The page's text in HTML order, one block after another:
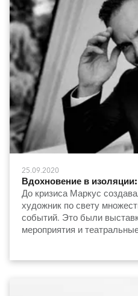
25.09.2020
Вдохновение в
До кризиса Маркус
художник по свету
событий. Это были
мероприятия и